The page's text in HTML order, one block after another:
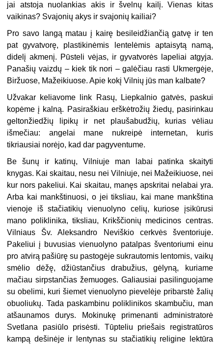
jai atstoja nuolankias akis ir švelnų kailį. Vienas kitas
vaikinas? Svajonių akys ir svajonių kailiai?
Pro savo langą matau į kairę besileidžiančią gatvę ir ten
pat gyvatvorę, plastikinėmis lentelėmis aptaisytą namą,
didelį akmenį. Pūsteli vėjas, ir gyvatvorės lapeliai atgyja.
Panašių vaizdų – kiek tik nori – galėčiau rasti Ukmergėje,
Biržuose, Mažeikiuose. Apie kokį Vilnių jūs man kalbate?
Užvakar keliavome link Rasų, Liepkalnio gatvės, paskui
kopėme į kalną. Pasiraškiau erškėtrožių žiedų, pasirinkau
geltonžiedžių lipikų ir net plaušabudžių, kurias vėliau
išmečiau: angelai mane nukreipė internetan, kuris
tikriausiai norėjo, kad dar pagyventume.
Be šunų ir katinų, Vilniuje man labai patinka skaityti
knygas. Kai skaitau, nesu nei Vilniuje, nei Mažeikiuose, nei
kur nors pakeliui. Kai skaitau, manęs apskritai nelabai yra.
Arba kai mankštinuosi, o jei tiksliau, kai mane mankština
vienoje iš stačiatikių vienuolyno celių, kuriose įsikūrusi
mano poliklinika, tiksliau, Krikščionių medicinos centras.
Vilniaus Šv. Aleksandro Neviškio cerkvės šventoriuje.
Pakeliui į buvusias vienuolyno patalpas šventoriumi einu
pro atvirą pašiūrę su pastogėje sukrautomis lentomis, vaikų
smėlio dėžę, džiūstančius drabužius, gėlyną, kuriame
mačiau sirpstančias žemuoges. Galiausiai pasilinguojame
su obelimi, kuri šiemet vienuolyno pievelėje pribarstė žalių
obuoliukų. Tada paskambinu poliklinikos skambučiu, man
atšaunamos durys. Mokinukę primenanti administratorė
Svetlana pasiūlo prisėsti. Tūpteliu priešais registratūros
kampą dešinėje ir lentynas su stačiatikių religine lektūra